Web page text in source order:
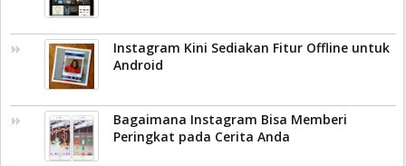
Instagram Kini Sediakan Fitur Offline untuk
Android
Bagaimana Instagram Bisa Memberi
Peringkat pada Cerita Anda